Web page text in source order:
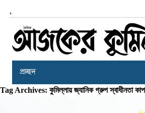
,
প্রচ্ছদ
Tag Archives: কুমিল্লায় জ্যানিক গ্রুপ স্বাধীনতা কাপ